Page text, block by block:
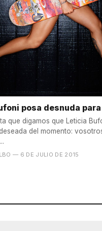
posa desnuda para
que digamos que Leticia
del momento:
— 6 DE JULIO DE 2015